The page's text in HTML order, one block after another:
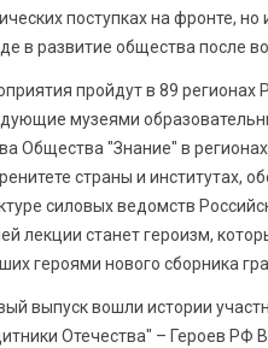
поступках на фронте,
в развитие общества после
пройдут в 89 регионах
музеями
Общества "Знание" в
страны и институтах,
силовых ведомств
лекции станет героизм,
героями нового сборника
выпуск вошли истории
Отечества" – Героев РФ